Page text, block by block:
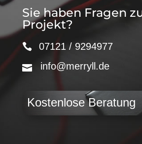
Sie haben Fragen
Projekt?
07121 / 9294977
info@merryll.de
Kostenlose Beratung